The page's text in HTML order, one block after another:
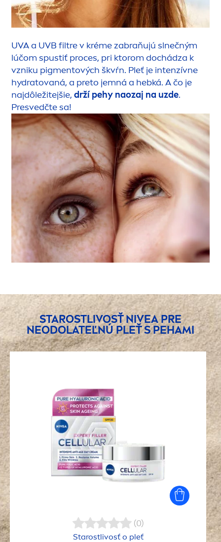
UVA a UVB filtre v kréme zabraňujú slnečným
lúčom spustiť proces, pri ktorom dochádza k
vzniku pigmentových škvŕn. Pleť je intenzívne
hydratovaná, a preto jemná a hebká. A čo je
najdôležitejšie, drží pehy naozaj na uzde.
Presvedčte sa!
STAROSTLIVOSŤNIVEAPRE
NEODOLATEĽNÚ PLEŤ S PEHAMI
(0)
Starostlivosť o pleť